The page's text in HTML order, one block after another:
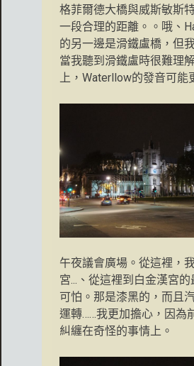
格菲爾德大橋與威斯敏斯
一段合理的距離。。哦、
的另一邊是滑鐵盧橋，但
當我聽到滑鐵盧時很難理
上，Waterllow的發音可能
午夜議會廣場。從這裡，
宮...、從這裡到白金漢宮
可怕。那是漆黑的，而且
運轉……我更加擔心，因為
糾纏在奇怪的事情上。